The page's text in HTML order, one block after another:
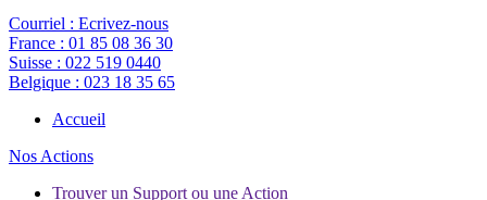
Courriel : Ecrivez-nous
France : 01 85 08 36 30
Suisse : 022 519 0440
Belgique : 023 18 35 65
Accueil
Nos Actions
Trouver un Support ou une Action